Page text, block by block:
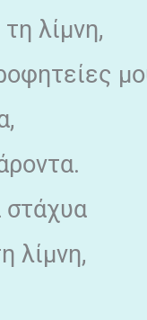
λίμνη,
στάχυα
λίμνη,